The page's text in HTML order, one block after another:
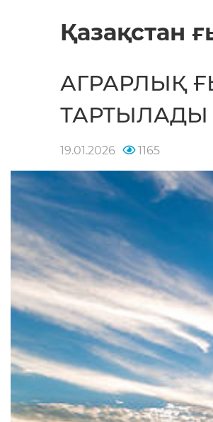
Қазақстан
АГРАРЛЫҚ
ТАРТЫЛАДЫ
19.01.2026 1165